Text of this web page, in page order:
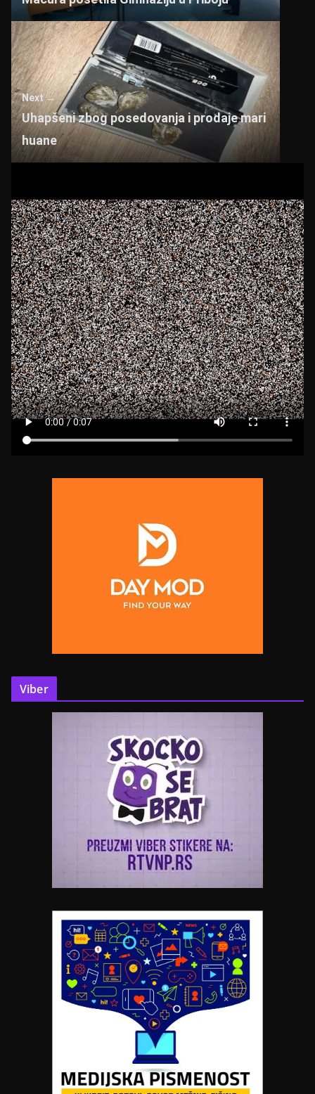
Next →
Uhapšeni zbog posedovanja i prodaje mari
huane
Viber